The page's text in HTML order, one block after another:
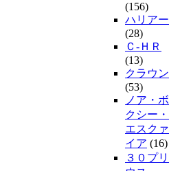
(156)
ハリアー
(28)
Ｃ-ＨＲ
(13)
クラウン
(53)
ノア・ボ
クシー・
エスクァ
イア (16)
３０プリ